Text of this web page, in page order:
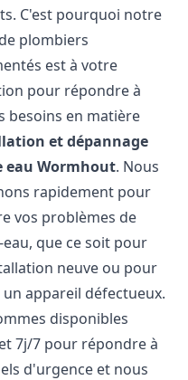
C'est pourquoi notre
plombiers
est à votre
pour répondre à
besoins en matière
et dépannage
eau Wormhout. Nous
rapidement pour
vos problèmes de
que ce soit pour
neuve ou pour
appareil défectueux.
disponibles
7j/7 pour répondre à
d'urgence et nous